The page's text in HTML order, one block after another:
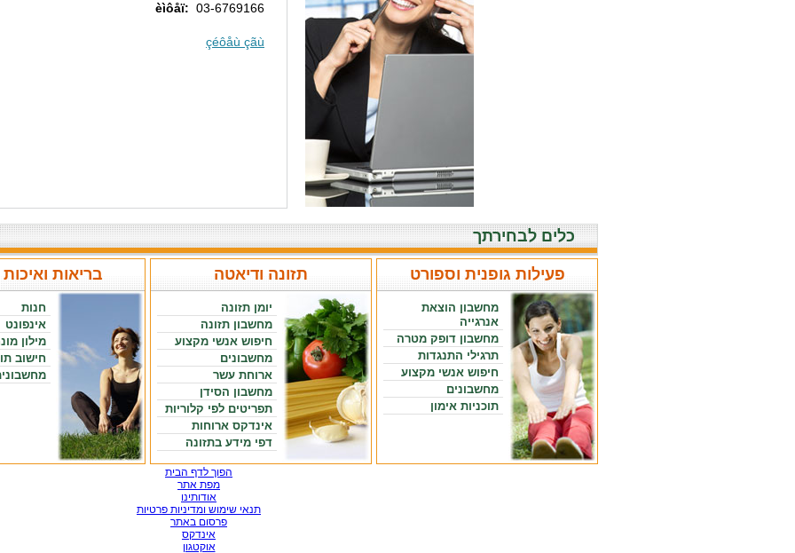
èìôåï: 03-6769166
çéôåù çãù
כלים לבחירתך
פעילות גופנית וספורט
מחשבון הוצאת
אנרגייה
מחשבון דופק מטרה
תרגילי התנגדות
חיפוש אנשי מקצוע
מחשבונים
תוכניות אימון
תזונה ודיאטה
יומן תזונה
מחשבון תזונה
חיפוש אנשי מקצוע
מחשבונים
ארוחת עשר
מחשבון הסידן
תפריטים לפי קלוריות
אינדקס ארוחות
דפי מידע בתזונה
בריאות
חנות
אינפונט
מילון
חישוב
הפוך לדף הבית
מפת אתר
אודותינו
תנאי שימוש ומדיניות פרטיות
פרסום באתר
אינדקס
אוקטגון